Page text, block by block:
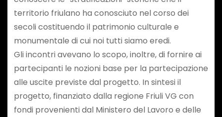
territorio friulano ha conosciuto nel corso dei
secoli costituendo il patrimonio culturale e
monumentale di cui noi tutti siamo eredi.
Gli incontri avevano lo scopo, inoltre, di fornire ai
partecipanti le nozioni base per la partecipazione
alle uscite previste dal progetto. In sintesi il
progetto, finanziato dalla regione Friuli VG con
fondi provenienti dal Ministero del Lavoro e delle